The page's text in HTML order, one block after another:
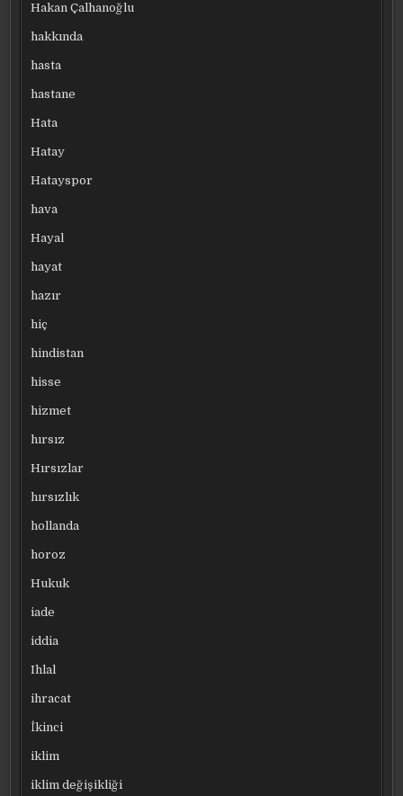
Hakan Çalhanoğlu
hakkında
hasta
hastane
Hata
Hatay
Hatayspor
hava
Hayal
hayat
hazır
hiç
hindistan
hisse
hizmet
hırsız
Hırsızlar
hırsızlık
hollanda
horoz
Hukuk
iade
iddia
Ihlal
ihracat
İkinci
iklim
iklim değişikliği